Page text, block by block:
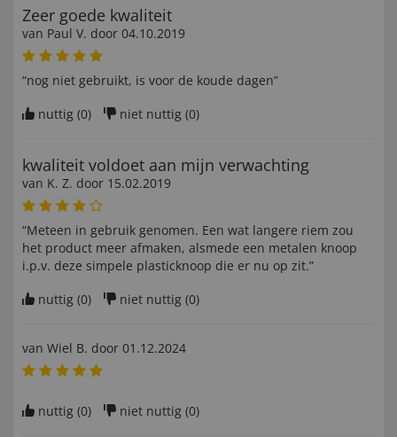
Zeer goede kwaliteit
van Paul V. door 04.10.2019
“nog niet gebruikt, is voor de koude dagen”
nuttig (0) niet nuttig (0)
kwaliteit voldoet aan mijn verwachting
van K. Z. door 15.02.2019
“Meteen in gebruik genomen. Een wat langere riem zou
het product meer afmaken, alsmede een metalen knoop
i.p.v. deze simpele plasticknoop die er nu op zit.”
nuttig (0) niet nuttig (0)
van Wiel B. door 01.12.2024
nuttig (0) niet nuttig (0)